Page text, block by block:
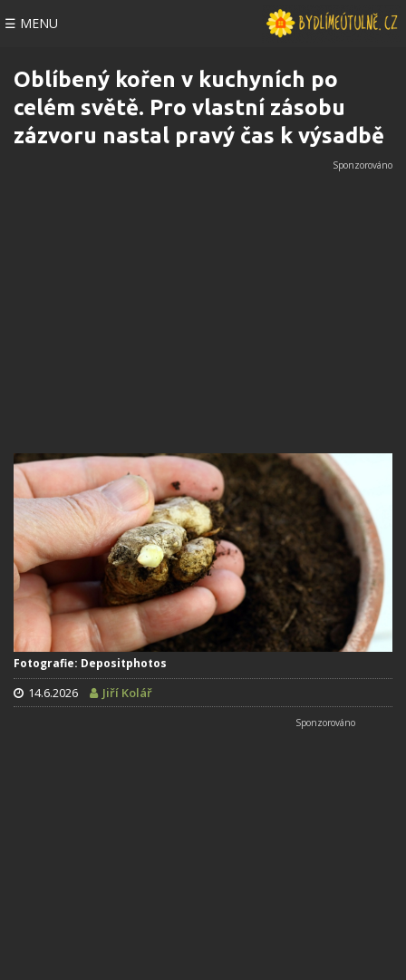
☰ MENU
Oblíbený kořen v kuchyních po
celém světě. Pro vlastní zásobu
zázvoru nastal pravý čas k výsadbě
Fotografie: Depositphotos
14.6.2026 Jiří Kolář